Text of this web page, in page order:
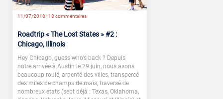
11/07/2018 |18 commentaires
Roadtrip « The Lost States » #2 :
Chicago, Illinois
Hey Chicago, guess who’s back ? Depuis
notre arrivée à Austin le 29 juin, nous avons
beaucoup roulé, arpenté des villes, transpercé
des miles de champs de maïs, traversé de
nombreux états (sept déjà : Texas, Oklahoma,